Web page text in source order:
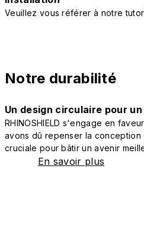
Veuillez vous référer à notre
Notre durabilité
Un design circulaire pour
RHINOSHIELD s'engage en
avons dû repenser la
cruciale pour bâtir un avenir
En savoir plus